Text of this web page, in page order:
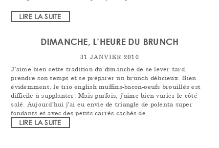
LIRE LA SUITE
DIMANCHE, L’HEURE DU BRUNCH
31 JANVIER 2010
J’aime bien cette tradition du dimanche de se lever tard,
prendre son temps et se préparer un brunch délicieux. Bien
évidemment, le trio english muffins-bacon-oeufs brouillés est
difficile à supplanter. Mais parfois, j’aime bien varier le côté
salé. Aujourd’hui j’ai eu envie de triangle de polenta super
fondants et avec des petits carrés cachés de…
LIRE LA SUITE